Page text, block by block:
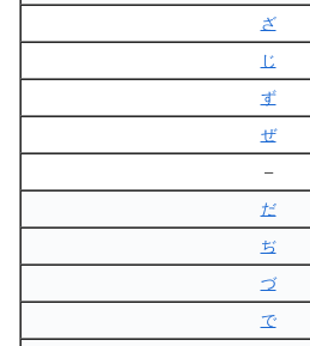
ざ
じ
ず
ぜ
–
だ
ぢ
づ
で